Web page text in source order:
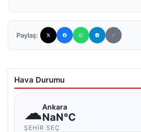
Paylaş:
Hava Durumu
☁Ankara
NaN°C
ŞEHIR SEÇ